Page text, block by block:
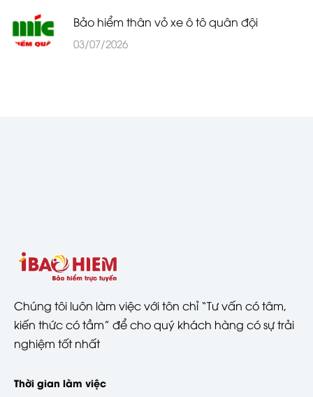
Bảo hiểm thân vỏ xe ô tô quân đội
03/07/2026
Chúng tôi luôn làm việc với tôn chỉ “Tư vấn có tâm,
kiến thức có tầm” để cho quý khách hàng có sự trải
nghiệm tốt nhất
Thời gian làm việc